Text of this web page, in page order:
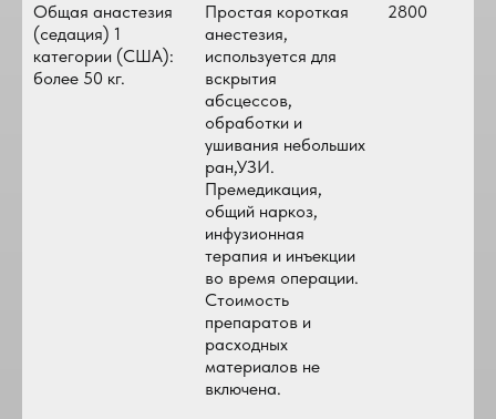
Общая анастезия
(седация) 1
категории (США):
более 50 кг.
Простая короткая
анестезия,
используется для
вскрытия
абсцессов,
обработки и
ушивания небольших
ран,УЗИ.
Премедикация,
общий наркоз,
инфузионная
терапия и инъекции
во время операции.
Стоимость
препаратов и
расходных
материалов не
включена.
2800